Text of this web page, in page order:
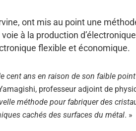
ont mis au point une
à la production
flexible et économique.
ans en raison de son faible
professeur adjoint de
méthode pour fabriquer des
cachés des surfaces du métal. »